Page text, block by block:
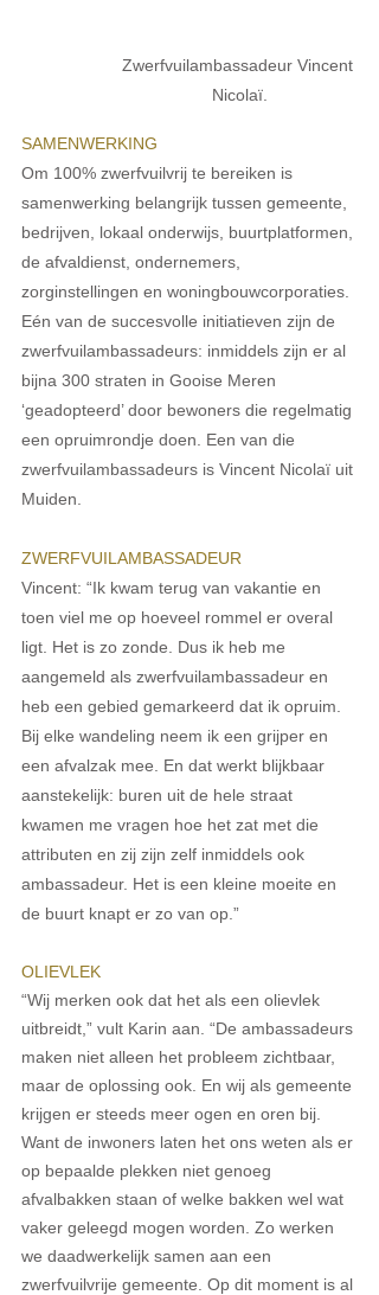
Zwerfvuilambassadeur Vincent
Nicolaï.
SAMENWERKING
Om 100% zwerfvuilvrij te bereiken is
samenwerking belangrijk tussen gemeente,
bedrijven, lokaal onderwijs, buurtplatformen,
de afvaldienst, ondernemers,
zorginstellingen en woningbouwcorporaties.
Eén van de succesvolle initiatieven zijn de
zwerfvuilambassadeurs: inmiddels zijn er al
bijna 300 straten in Gooise Meren
‘geadopteerd’ door bewoners die regelmatig
een opruimrondje doen. Een van die
zwerfvuilambassadeurs is Vincent Nicolaï uit
Muiden.
ZWERFVUILAMBASSADEUR
Vincent: “Ik kwam terug van vakantie en
toen viel me op hoeveel rommel er overal
ligt. Het is zo zonde. Dus ik heb me
aangemeld als zwerfvuilambassadeur en
heb een gebied gemarkeerd dat ik opruim.
Bij elke wandeling neem ik een grijper en
een afvalzak mee. En dat werkt blijkbaar
aanstekelijk: buren uit de hele straat
kwamen me vragen hoe het zat met die
attributen en zij zijn zelf inmiddels ook
ambassadeur. Het is een kleine moeite en
de buurt knapt er zo van op.”
OLIEVLEK
“Wij merken ook dat het als een olievlek
uitbreidt,” vult Karin aan. “De ambassadeurs
maken niet alleen het probleem zichtbaar,
maar de oplossing ook. En wij als gemeente
krijgen er steeds meer ogen en oren bij.
Want de inwoners laten het ons weten als er
op bepaalde plekken niet genoeg
afvalbakken staan of welke bakken wel wat
vaker geleegd mogen worden. Zo werken
we daadwerkelijk samen aan een
zwerfvuilvrije gemeente. Op dit moment is al